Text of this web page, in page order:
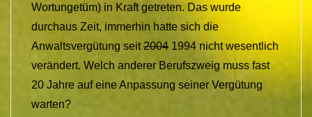
Wortungetüm) in Kraft getreten. Das wurde
durchaus Zeit, immerhin hatte sich die
Anwaltsvergütung seit2004 1994 nicht wesentlich
verändert. Welch anderer Berufszweig muss fast
20 Jahre auf eine Anpassung seiner Vergütung
warten?